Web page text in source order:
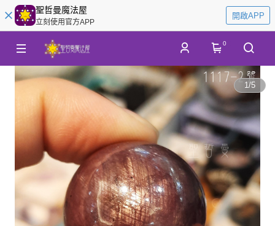
聖哲曼魔法屋
立刻使用官方APP
開啟APP
0
1/5